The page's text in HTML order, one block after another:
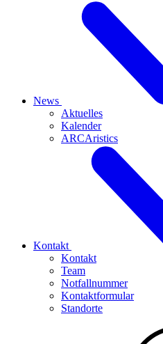
News
Aktuelles
Kalender
ARCAristics
Kontakt
Kontakt
Team
Notfallnummer
Kontaktformular
Standorte